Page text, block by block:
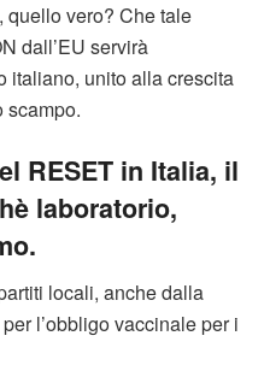
quello vero? Che tale
dall’EU servirà
italiano, unito alla crescita
scampo.
RESET in Italia, il
laboratorio,
locali, anche dalla
l’obbligo vaccinale per i